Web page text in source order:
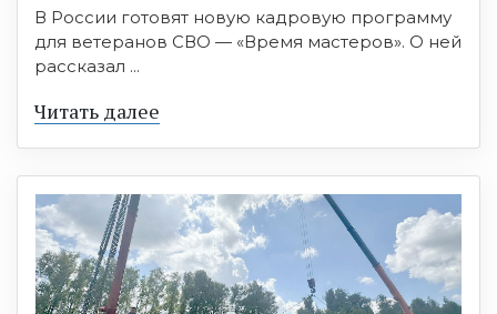
В России готовят новую кадровую программу
для ветеранов СВО — «Время мастеров». О ней
рассказал ...
Читать далее